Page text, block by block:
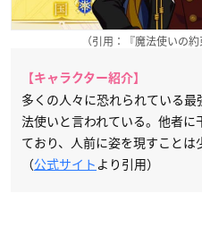
（引用：『魔法使いの
【キャラクター紹介】
多くの人々に恐れられている
法使いと言われている。他者
ており、人前に姿を現すことは
（公式サイト より引用）